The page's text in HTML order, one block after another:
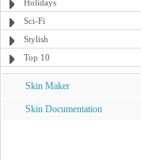
Holidays
Sci-Fi
Stylish
Top 10
Skin Maker
Skin Documentation